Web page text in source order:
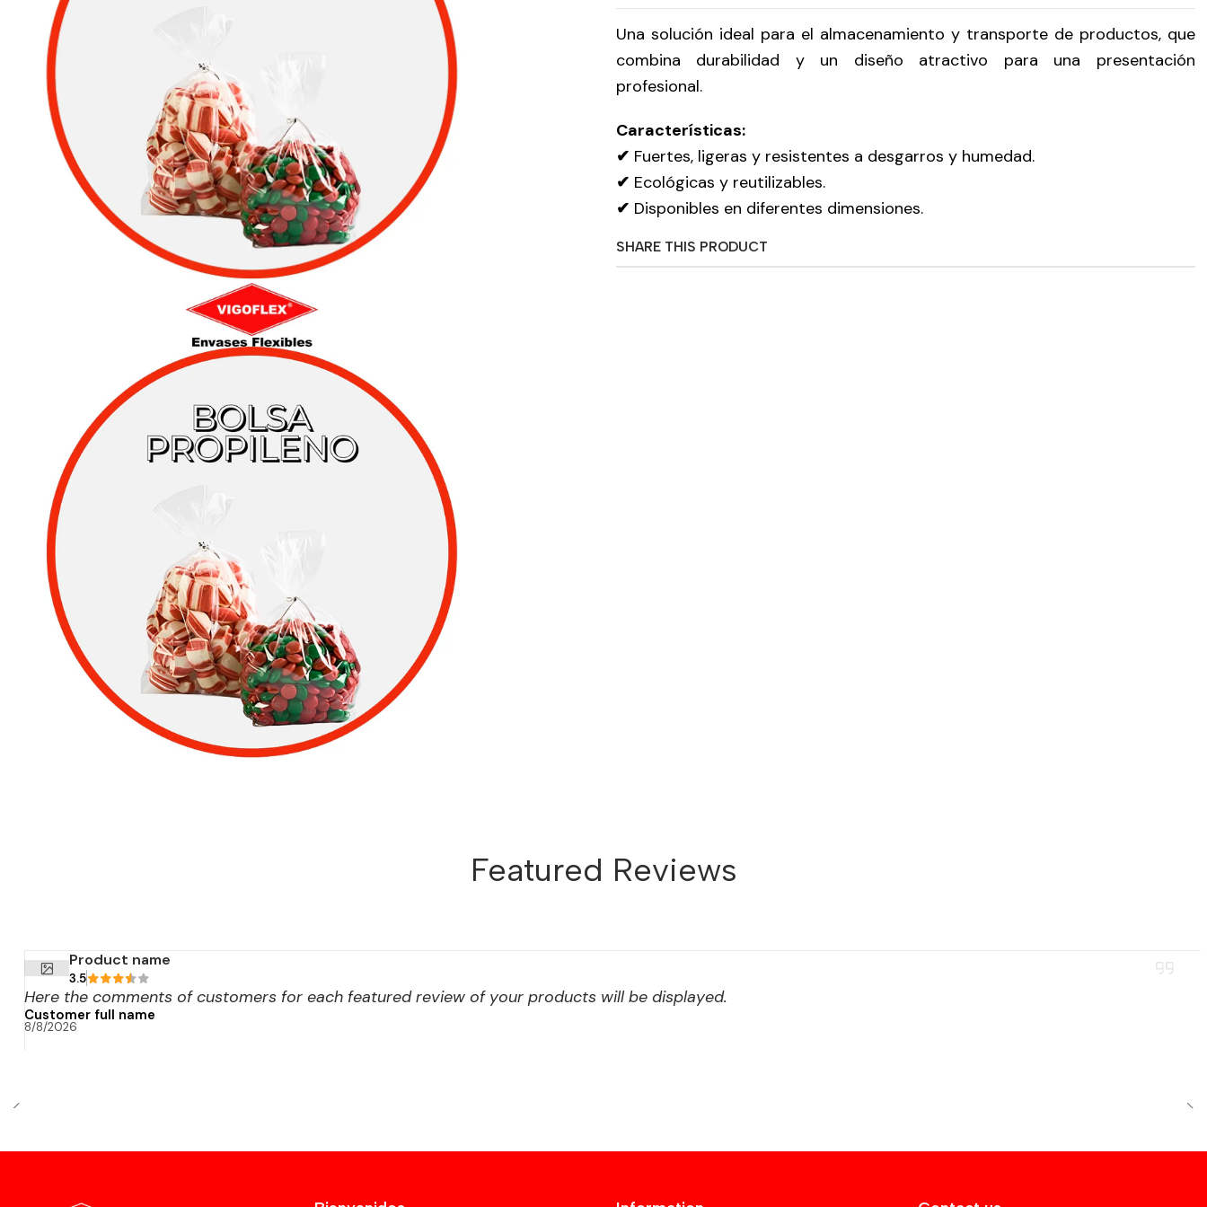
Una solución ideal para el almacenamiento y transporte de productos, que
combina durabilidad y un diseño atractivo para una presentación
profesional.
Características:
✔ Fuertes, ligeras y resistentes a desgarros y humedad.
✔ Ecológicas y reutilizables.
✔ Disponibles en diferentes dimensiones.
SHARE THIS PRODUCT
Featured Reviews
Product name
3.5
Here the comments of customers for each featured review of your products will be displayed.
Customer full name
8/8/2026